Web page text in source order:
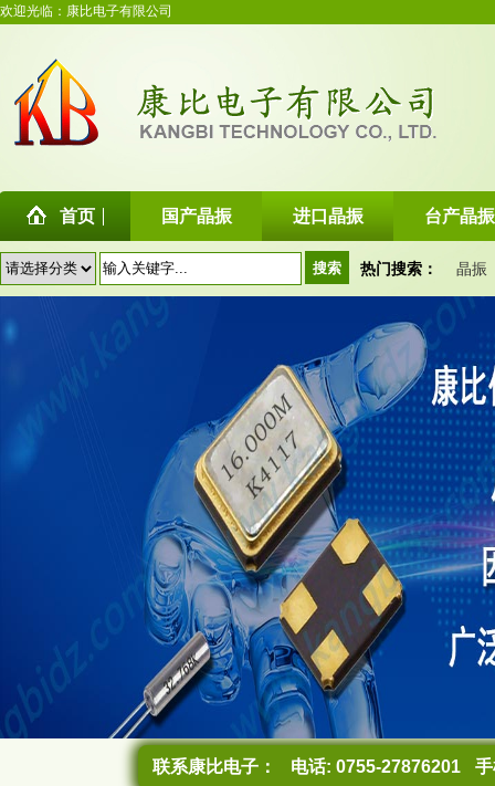
欢迎光临：康比电子有限公司
首页 国产晶振 进口晶振 台产晶振
热门搜索： 晶振
联系康比电子： 电话: 0755-27876201